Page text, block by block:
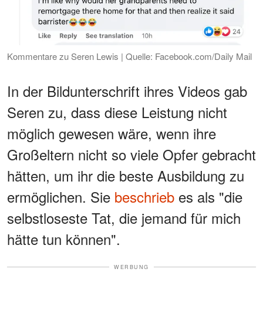
Kommentare zu Seren Lewis | Quelle: Facebook.com/Daily Mail
In der Bildunterschrift ihres Videos gab
Seren zu, dass diese Leistung nicht
möglich gewesen wäre, wenn ihre
Großeltern nicht so viele Opfer gebracht
hätten, um ihr die beste Ausbildung zu
ermöglichen. Sie beschrieb es als "die
selbstloseste Tat, die jemand für mich
hätte tun können".
WERBUNG